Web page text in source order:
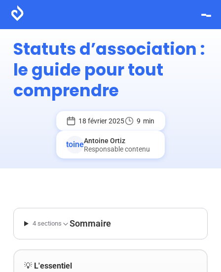
Statuts d’association :
le guide pour tout
comprendre
18 février 2025 9 min
Antoine Ortiz
Responsable contenu
4 sections Sommaire
💡 L'essentiel